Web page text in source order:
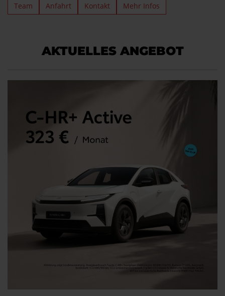
Team Anfahrt Kontakt Mehr Infos
AKTUELLES ANGEBOT